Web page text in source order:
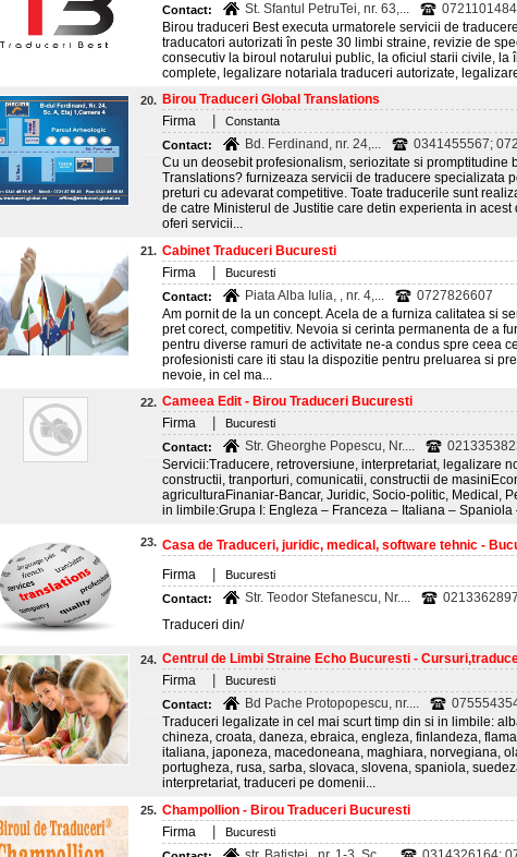
Contact:
St. Sfantul PetruTei, nr. 63,...
0721101484
Birou traduceri Best executa urmatorele servicii de
traducatori autorizati în peste 30 limbi straine, revizie de
consecutiv la biroul notarului public, la oficiul starii civile, la
complete, legalizare notariala traduceri autorizate,
20. Birou Traduceri Global Translations
Firma
Constanta
Contact:
Bd. Ferdinand, nr. 24,...
0341455567;
Cu un deosebit profesionalism, seriozitate si promptitudine
Translations? furnizeaza servicii de traducere specializata
preturi cu adevarat competitive. Toate traducerile sunt
de catre Ministerul de Justitie care detin experienta in
oferi servicii...
21. Cabinet Traduceri Bucuresti
Firma
Bucuresti
Contact:
Piata Alba Iulia, , nr. 4,...
0727826607
Am pornit de la un concept. Acela de a furniza calitatea si
pret corect, competitiv. Nevoia si cerinta permanenta de a
pentru diverse ramuri de activitate ne-a condus spre ceea
profesionisti care iti stau la dispozitie pentru preluarea si
nevoie, in cel ma...
22. Cameea Edit - Birou Traduceri Bucuresti
Firma
Bucuresti
Contact:
Str. Gheorghe Popescu, Nr....
Servicii:Traducere, retroversiune, interpretariat, legalizare
constructii, tranporturi, comunicatii, constructii de
agriculturaFinaniar-Bancar, Juridic, Socio-politic, Medical,
in limbile:Grupa I: Engleza – Franceza – Italiana – Spaniola
23. Casa de Traduceri, juridic, medical, software tehnic -
Firma
Bucuresti
Contact:
Str. Teodor Stefanescu, Nr....
Traduceri din/
24. Centrul de Limbi Straine Echo Bucuresti -
Firma
Bucuresti
Contact:
Bd Pache Protopopescu, nr....
Traduceri legalizate in cel mai scurt timp din si in limbile:
chineza, croata, daneza, ebraica, engleza, finlandeza,
italiana, japoneza, macedoneana, maghiara, norvegiana,
portugheza, rusa, sarba, slovaca, slovena, spaniola,
interpretariat, traduceri pe domenii...
25. Champollion - Birou Traduceri Bucuresti
Firma
Bucuresti